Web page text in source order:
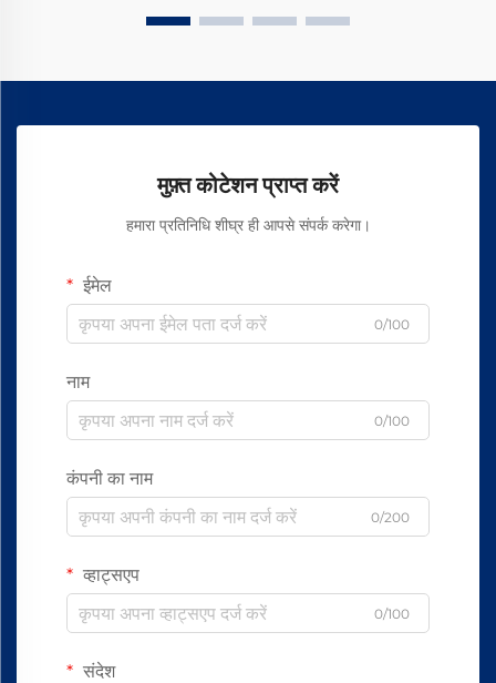
मुफ़्त कोटेशन प्राप्त करें
हमारा प्रतिनिधि शीघ्र ही आपसे संपर्क करेगा।
ईमेल
0/100
नाम
0/100
कंपनी का नाम
0/200
व्हाट्सएप
0/100
संदेश